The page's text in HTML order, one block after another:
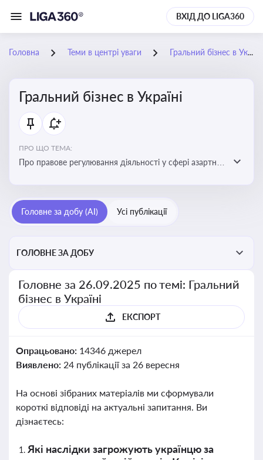
ВХІД ДО LIGA360
Головна Теми в центрі уваги Гральний бізнес в Україні
Гральний бізнес в Україні
ПРО ЩО ТЕМА:
Про правове регулювання діяльності у сфері азартних
реальні кейси
Головне за добу (AI) Усі публікації
ГОЛОВНЕ ЗА ДОБУ
Головне за 26.09.2025 по темі: Гральний
бізнес в Україні
ЕКСПОРТ
Опрацьовано: 14346 джерел
Виявлено: 24 публікації за 26 вересня
На основі зібраних матеріалів ми сформували
короткі відповіді на актуальні запитання. Ви
дізнаєтесь:
Які наслідки загрожують українцю за